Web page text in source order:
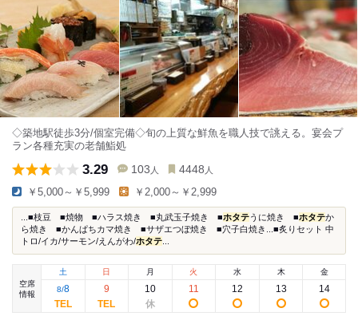
◇築地駅徒歩3分/個室完備◇旬の上質な鮮魚を職人技で誂える。宴会プ
ラン各種充実の老舗鮨処
3.29 103 人 4448 人
￥5,000～￥5,999 ￥2,000～￥2,999
...■枝豆 ■焼物 ■ハラス焼き ■丸武玉子焼き ■ホタテうに焼き ■ホタテか
ら焼き ■かんぱちカマ焼き ■サザエつぼ焼き ■穴子白焼き...■炙りセット 中
トロ/イカ/サーモン/えんがわ/ホタテ
空席
情報
土
8/8
日
9
月
10
火
11
水
12
木
13
金
14